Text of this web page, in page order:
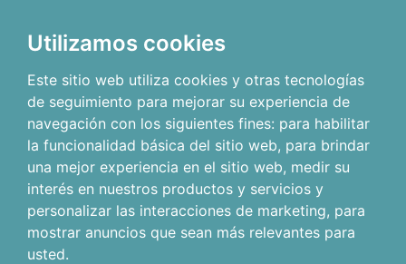
Utilizamos cookies
Este sitio web utiliza cookies y otras tecnologías
de seguimiento para mejorar su experiencia de
navegación con los siguientes fines: para habilitar
la funcionalidad básica del sitio web, para brindar
una mejor experiencia en el sitio web, medir su
interés en nuestros productos y servicios y
personalizar las interacciones de marketing, para
mostrar anuncios que sean más relevantes para
usted.